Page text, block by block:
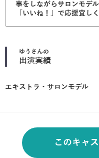
事をしながらサロンモデ
「いいね！」で応援宜し
ゆう さんの
出演実績
エキストラ・サロンモデル
このキャ